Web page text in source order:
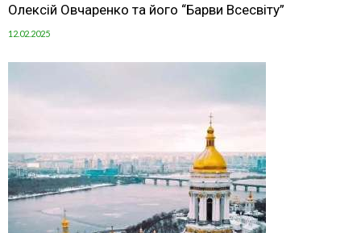
Олексій Овчаренко та його “Барви Всесвіту”
12.02.2025